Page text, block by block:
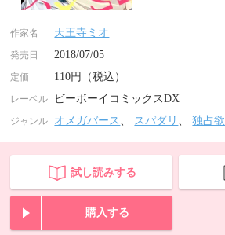
作家名 天王寺ミオ
発売日 2018/07/05
定価 110円（税込）
レーベル ビーボーイコミックスDX
ジャンル オメガバース 、 スパダリ 、独占欲
試し読みする
購入する